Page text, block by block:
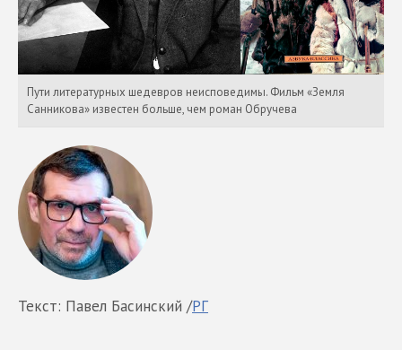
Пути литературных шедевров неисповедимы. Фильм «Земля
Санникова» известен больше, чем роман Обручева
Текст: Павел Басинский /РГ